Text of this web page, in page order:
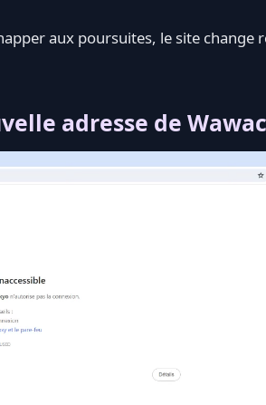
aux poursuites, le site change
adresse de